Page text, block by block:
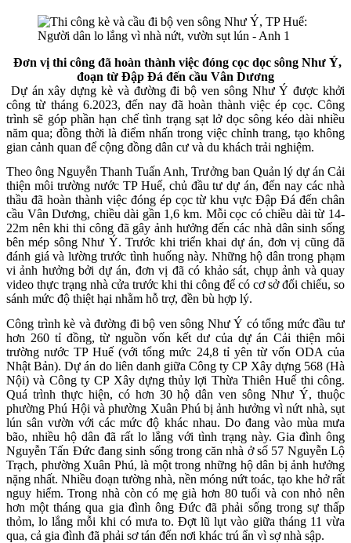
Đơn vị thi công đã hoàn thành việc đóng cọc dọc sông Như Ý,
đoạn từ Đập Đá đến cầu Vân Dương
Dự án xây dựng kè và đường đi bộ ven sông Như Ý được khởi
công từ tháng 6.2023, đến nay đã hoàn thành việc ép cọc. Công
trình sẽ góp phần hạn chế tình trạng sạt lở dọc sông kéo dài nhiều
năm qua; đồng thời là điểm nhấn trong việc chỉnh trang, tạo không
gian cảnh quan để cộng đồng dân cư và du khách trải nghiệm.
Theo ông Nguyễn Thanh Tuấn Anh, Trưởng ban Quản lý dự án Cải
thiện môi trường nước TP Huế, chủ đầu tư dự án, đến nay các nhà
thầu đã hoàn thành việc đóng ép cọc từ khu vực Đập Đá đến chân
cầu Vân Dương, chiều dài gần 1,6 km. Mỗi cọc có chiều dài từ 14-
22m nên khi thi công đã gây ảnh hưởng đến các nhà dân sinh sống
bên mép sông Như Ý. Trước khi triển khai dự án, đơn vị cũng đã
đánh giá và lường trước tình huống này. Những hộ dân trong phạm
vi ảnh hưởng bởi dự án, đơn vị đã có khảo sát, chụp ảnh và quay
video thực trạng nhà cửa trước khi thi công để có cơ sở đối chiếu, so
sánh mức độ thiệt hại nhằm hỗ trợ, đền bù hợp lý.
Công trình kè và đường đi bộ ven sông Như Ý có tổng mức đầu tư
hơn 260 tỉ đồng, từ nguồn vốn kết dư của dự án Cải thiện môi
trường nước TP Huế (với tổng mức 24,8 tỉ yên từ vốn ODA của
Nhật Bản). Dự án do liên danh giữa Công ty CP Xây dựng 568 (Hà
Nội) và Công ty CP Xây dựng thủy lợi Thừa Thiên Huế thi công.
Quá trình thực hiện, có hơn 30 hộ dân ven sông Như Ý, thuộc
phường Phú Hội và phường Xuân Phú bị ảnh hưởng vì nứt nhà, sụt
lún sân vườn với các mức độ khác nhau. Do đang vào mùa mưa
bão, nhiều hộ dân đã rất lo lắng với tình trạng này. Gia đình ông
Nguyễn Tấn Đức đang sinh sống trong căn nhà ở số 57 Nguyễn Lộ
Trạch, phường Xuân Phú, là một trong những hộ dân bị ảnh hưởng
nặng nhất. Nhiều đoạn tường nhà, nền móng nứt toác, tạo khe hở rất
nguy hiểm. Trong nhà còn có mẹ già hơn 80 tuổi và con nhỏ nên
hơn một tháng qua gia đình ông Đức đã phải sống trong sự thấp
thỏm, lo lắng mỗi khi có mưa to. Đợt lũ lụt vào giữa tháng 11 vừa
qua, cả gia đình đã phải sơ tán đến nơi khác trú ẩn vì sợ nhà sập.